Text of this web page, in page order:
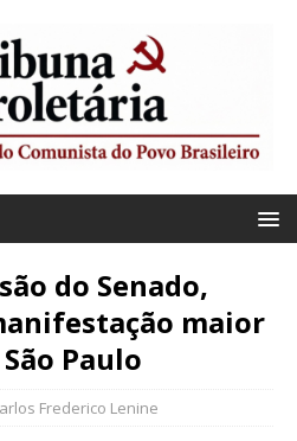
do Senado,
maior
Paulo
Frederico Lenine